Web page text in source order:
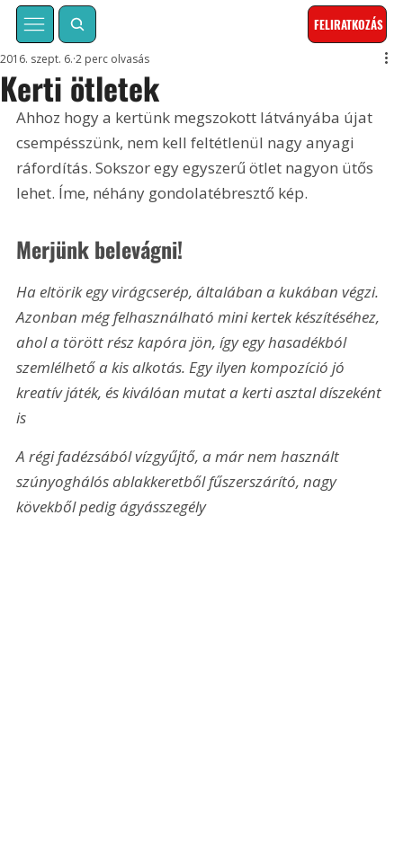
FELIRATKOZÁS
Kerti ötletek
2016. szept. 6. 2 perc olvasás
Ahhoz hogy a kertünk megszokott látványába újat
csempésszünk, nem kell feltétlenül nagy anyagi
ráfordítás. Sokszor egy egyszerű ötlet nagyon ütős
lehet. Íme, néhány gondolatébresztő kép.
Merjünk belevágni!
Ha eltörik egy virágcserép, általában a kuká­ban végzi.
Azonban még felhasználható mini kertek készítéséhez,
ahol a törött rész kapóra jön, így egy hasadékból
szemlélhető a kis alkotás. Egy ilyen kompozíció jó
kreatív játék, és kiválóan mutat a kerti asztal díszeként
is
A régi fadézsából vízgyűjtő, a már nem használt
szúnyoghálós ablakkeretből fűszerszárító, nagy
kövekből pedig ágyásszegély